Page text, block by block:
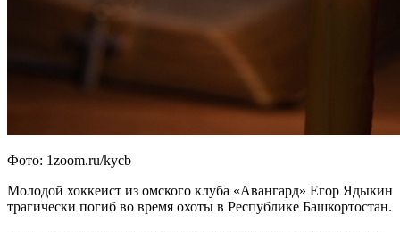
Фото: 1zoom.ru/kycb
Молодой хоккеист из омского клуба «Авангард» Егор Ядыкин
трагически погиб во время охоты в Республике Башкортостан.